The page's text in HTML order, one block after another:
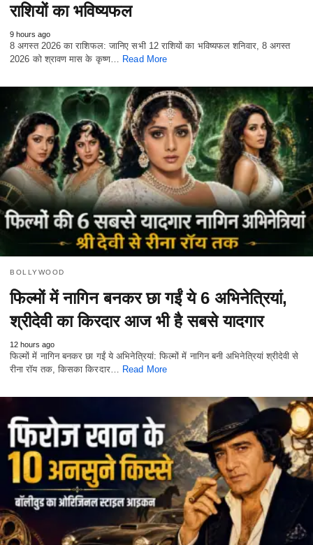
राशियों का भविष्यफल
9 hours ago
8 अगस्त 2026 का राशिफल: जानिए सभी 12 राशियों का भविष्यफल शनिवार, 8 अगस्त
2026 को श्रावण मास के कृष्ण… Read More
BOLLYWOOD
फिल्मों में नागिन बनकर छा गईं ये 6 अभिनेत्रियां,
श्रीदेवी का किरदार आज भी है सबसे यादगार
12 hours ago
फिल्मों में नागिन बनकर छा गईं ये अभिनेत्रियां: फिल्मों में नागिन बनी अभिनेत्रियां श्रीदेवी से
रीना रॉय तक, किसका किरदार…
Read More